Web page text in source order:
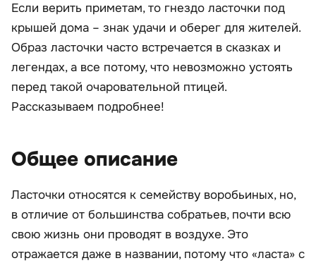
Если верить приметам, то гнездо ласточки под
крышей дома – знак удачи и оберег для жителей.
Образ ласточки часто встречается в сказках и
легендах, а все потому, что невозможно устоять
перед такой очаровательной птицей.
Рассказываем подробнее!
Общее описание
Ласточки относятся к семейству воробьиных, но,
в отличие от большинства собратьев, почти всю
свою жизнь они проводят в воздухе. Это
отражается даже в названии, потому что «ласта» с